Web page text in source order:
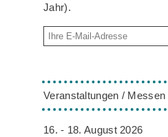
Jahr).
Veranstaltungen / Messen
16. - 18. August 2026